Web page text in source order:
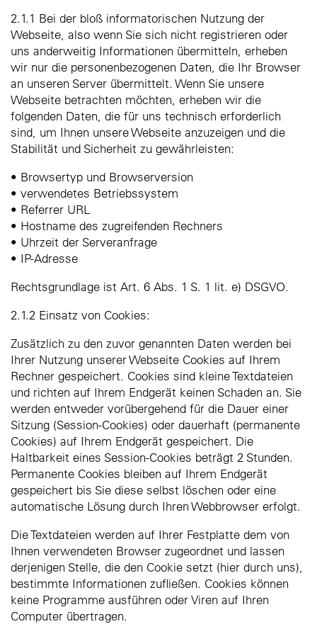
2.1.1 Bei der bloß informatorischen Nutzung der
Webseite, also wenn Sie sich nicht registrieren oder
uns anderweitig Informationen übermitteln, erheben
wir nur die personenbezogenen Daten, die Ihr Browser
an unseren Server übermittelt. Wenn Sie unsere
Webseite betrachten möchten, erheben wir die
folgenden Daten, die für uns technisch erforderlich
sind, um Ihnen unsere Webseite anzuzeigen und die
Stabilität und Sicherheit zu gewährleisten:
• Browsertyp und Browserversion
• verwendetes Betriebssystem
• Referrer URL
• Hostname des zugreifenden Rechners
• Uhrzeit der Serveranfrage
• IP-Adresse
Rechtsgrundlage ist Art. 6 Abs. 1 S. 1 lit. e) DSGVO.
2.1.2 Einsatz von Cookies:
Zusätzlich zu den zuvor genannten Daten werden bei
Ihrer Nutzung unserer Webseite Cookies auf Ihrem
Rechner gespeichert. Cookies sind kleine Textdateien
und richten auf Ihrem Endgerät keinen Schaden an. Sie
werden entweder vorübergehend für die Dauer einer
Sitzung (Session-Cookies) oder dauerhaft (permanente
Cookies) auf Ihrem Endgerät gespeichert. Die
Haltbarkeit eines Session-Cookies beträgt 2 Stunden.
Permanente Cookies bleiben auf Ihrem Endgerät
gespeichert bis Sie diese selbst löschen oder eine
automatische Lösung durch Ihren Webbrowser erfolgt.
Die Textdateien werden auf Ihrer Festplatte dem von
Ihnen verwendeten Browser zugeordnet und lassen
derjenigen Stelle, die den Cookie setzt (hier durch uns),
bestimmte Informationen zufließen. Cookies können
keine Programme ausführen oder Viren auf Ihren
Computer übertragen.